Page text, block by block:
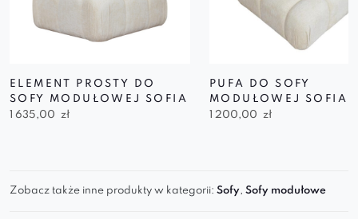
ELEMENT PROSTY DO
SOFY MODUŁOWEJ SOFIA
1 635,00
zł
PUFA DO SOFY
MODUŁOWEJ SOFIA
1 200,00
zł
Zobacz także inne produkty w kategorii: Sofy, Sofy modułowe